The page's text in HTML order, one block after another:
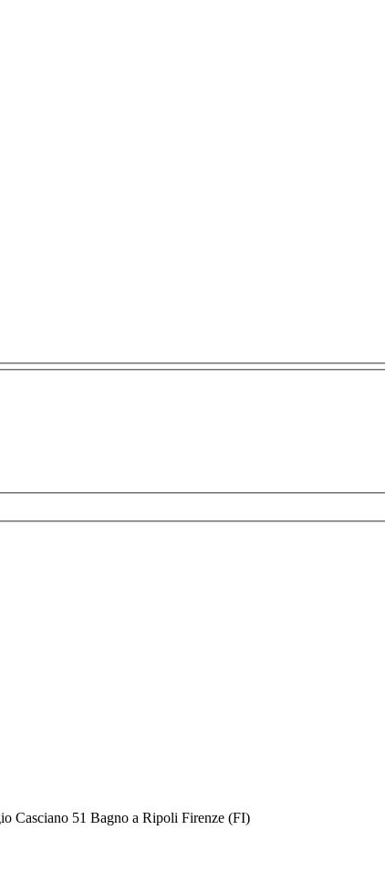
Casciano 51 Bagno a Ripoli Firenze (FI)